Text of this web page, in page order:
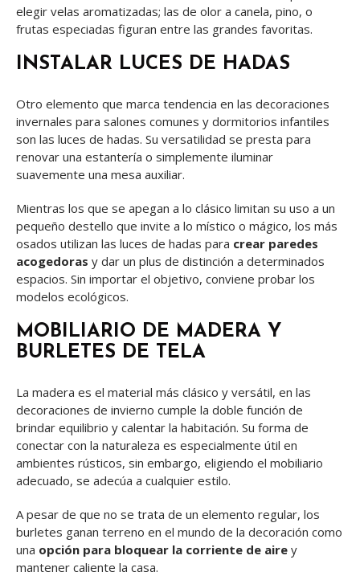
elegir velas aromatizadas; las de olor a canela, pino, o
frutas especiadas figuran entre las grandes favoritas.
INSTALAR LUCES DE HADAS
Otro elemento que marca tendencia en las decoraciones
invernales para salones comunes y dormitorios infantiles
son las luces de hadas. Su versatilidad se presta para
renovar una estantería o simplemente iluminar
suavemente una mesa auxiliar.
Mientras los que se apegan a lo clásico limitan su uso a un
pequeño destello que invite a lo místico o mágico, los más
osados utilizan las luces de hadas para crear paredes
acogedoras y dar un plus de distinción a determinados
espacios. Sin importar el objetivo, conviene probar los
modelos ecológicos.
MOBILIARIO DE MADERA Y
BURLETES DE TELA
La madera es el material más clásico y versátil, en las
decoraciones de invierno cumple la doble función de
brindar equilibrio y calentar la habitación. Su forma de
conectar con la naturaleza es especialmente útil en
ambientes rústicos, sin embargo, eligiendo el mobiliario
adecuado, se adecúa a cualquier estilo.
A pesar de que no se trata de un elemento regular, los
burletes ganan terreno en el mundo de la decoración como
una opción para bloquear la corriente de aire y
mantener caliente la casa.